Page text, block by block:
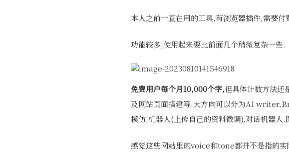
本人之前一直在用的工具,有浏览器插件,需要付
功能较多,使用起来要比前面几个稍微复杂一些.
免费用户每个月10,000个字,但具体计数方法还
及网站页面搭建等.大方向可以分为AI
模仿,机器人(上传自己的资料微调),对话机器人,
感觉这些网站里的voice和tone都并不是指的